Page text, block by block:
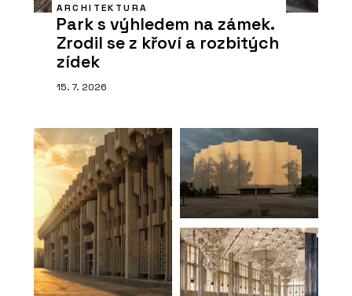
ARCHITEKTURA
Park s výhledem na zámek.
Zrodil se z křoví a rozbitých
zídek
15. 7. 2026